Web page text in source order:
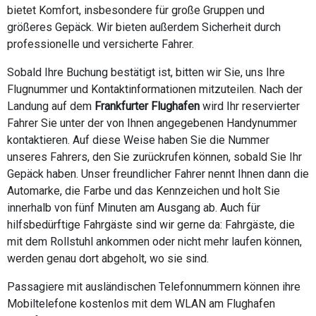
bietet Komfort, insbesondere für große Gruppen und
größeres Gepäck. Wir bieten außerdem Sicherheit durch
professionelle und versicherte Fahrer.
Sobald Ihre Buchung bestätigt ist, bitten wir Sie, uns Ihre
Flugnummer und Kontaktinformationen mitzuteilen. Nach der
Landung auf dem Frankfurter Flughafen wird Ihr reservierter
Fahrer Sie unter der von Ihnen angegebenen Handynummer
kontaktieren. Auf diese Weise haben Sie die Nummer
unseres Fahrers, den Sie zurückrufen können, sobald Sie Ihr
Gepäck haben. Unser freundlicher Fahrer nennt Ihnen dann die
Automarke, die Farbe und das Kennzeichen und holt Sie
innerhalb von fünf Minuten am Ausgang ab. Auch für
hilfsbedürftige Fahrgäste sind wir gerne da: Fahrgäste, die
mit dem Rollstuhl ankommen oder nicht mehr laufen können,
werden genau dort abgeholt, wo sie sind.
Passagiere mit ausländischen Telefonnummern können ihre
Mobiltelefone kostenlos mit dem WLAN am Flughafen